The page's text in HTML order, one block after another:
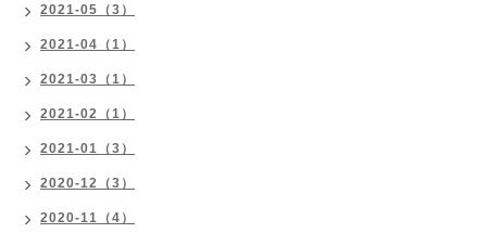
2021-05（3）
2021-04（1）
2021-03（1）
2021-02（1）
2021-01（3）
2020-12（3）
2020-11（4）